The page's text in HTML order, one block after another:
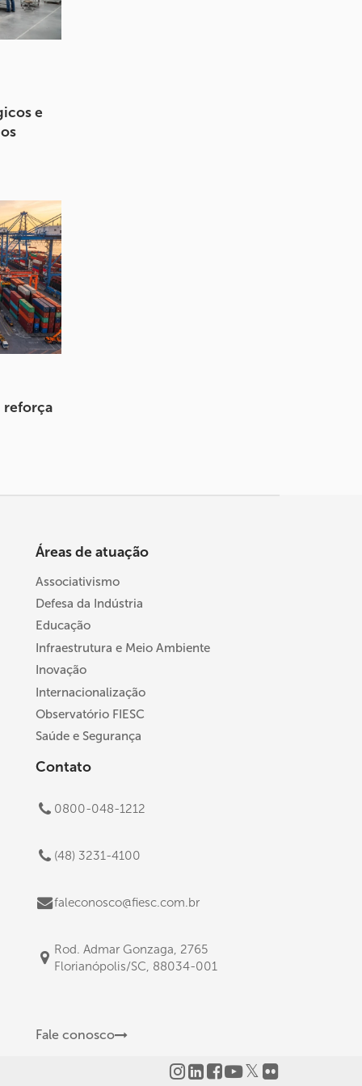
e
reforça
Áreas de atuação
Associativismo
Defesa da Indústria
Educação
Infraestrutura e Meio Ambiente
Inovação
Internacionalização
Observatório FIESC
Saúde e Segurança
Contato
0800-048-1212
(48) 3231-4100
faleconosco@fiesc.com.br
Rod. Admar Gonzaga, 2765
Florianópolis/SC, 88034-001
Fale conosco